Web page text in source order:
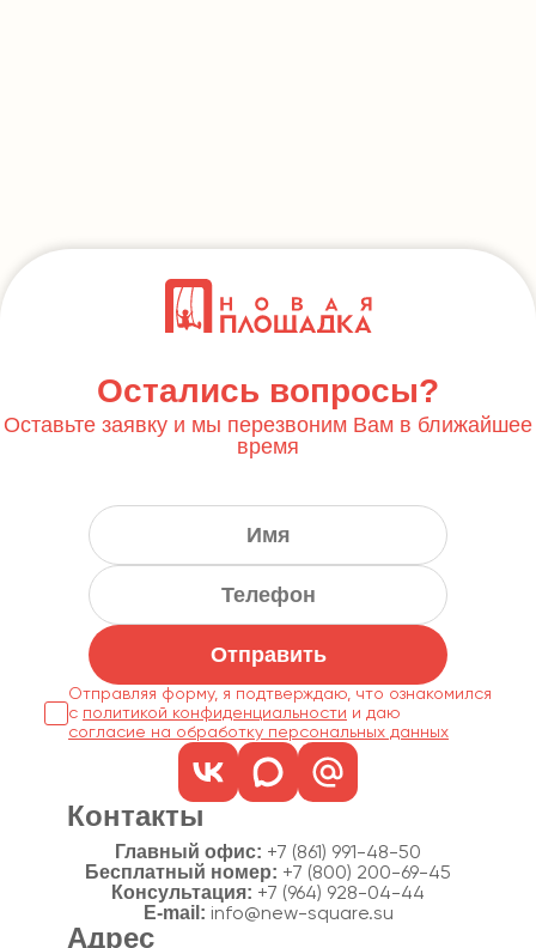
Остались вопросы?
Оставьте заявку и мы перезвоним Вам в ближайшее
время
Отправить
Отправляя форму, я подтверждаю, что ознакомился
с политикой конфиденциальности
согласие на обработку персональных данных
Контакты
Главный офис: +7 (861) 991-48-50
Бесплатный номер: +7 (800) 200-69-45
Консультация: +7 (964) 928-04-44
E-mail: info@new-square.su
Адрес